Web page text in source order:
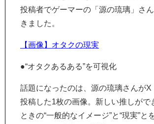
投稿者でゲーマーの「源の琉璃」さ
きました。
【画像】オタクの現実
●“オタクあるある”を可視化
話題になったのは、源の琉璃さんがX
投稿した1枚の画像。新しい推しがで
ときの“一般的なイメージ”と“現実”と